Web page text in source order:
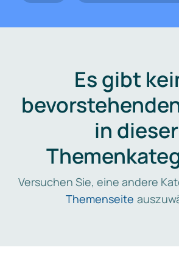
Es gibt
in dieser
Versuchen Sie, eine andere
Themenseite